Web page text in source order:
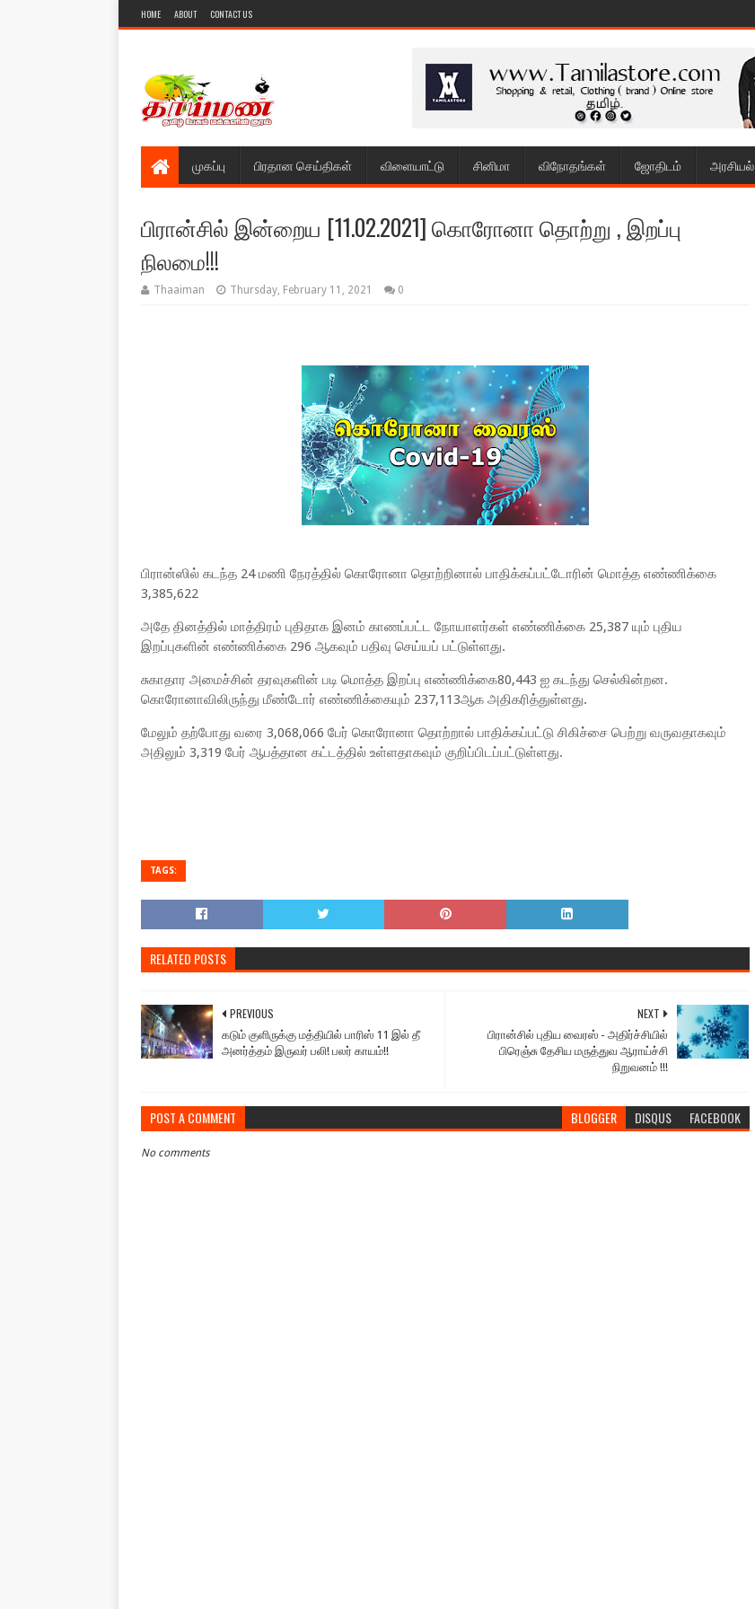
HOME ABOUT CONTACT US
முகப்பு பிரதான செய்திகள் விளையாட்டு சினிமா விநோதங்கள் ஜோதிடம் அரசியல்
பிரான்சில் இன்றைய [11.02.2021] கொரோனா தொற்று , இறப்பு
நிலமை!!!
Thaaiman Thursday, February 11, 2021 0
பிரான்ஸில் கடந்த 24 மணி நேரத்தில் கொரோனா தொற்றினால் பாதிக்கப்பட்டோரின் மொத்த எண்ணிக்கை
3,385,622
அதே தினத்தில் மாத்திரம் புதிதாக இனம் காணப்பட்ட நோயாளர்கள் எண்ணிக்கை 25,387 யும் புதிய
இறப்புகளின் எண்ணிக்கை 296 ஆகவும் பதிவு செய்யப் பட்டுள்ளது.
சுகாதார அமைச்சின் தரவுகளின் படி மொத்த இறப்பு எண்ணிக்கை80,443 ஐ கடந்து செல்கின்றன.
கொரோனாவிலிருந்து மீண்டோர் எண்ணிக்கையும் 237,113ஆக அதிகரித்துள்ளது.
மேலும் தற்போது வரை 3,068,066 பேர் கொரோனா தொற்றால் பாதிக்கப்பட்டு சிகிச்சை பெற்று வருவதாகவும்
அதிலும் 3,319 பேர் ஆபத்தான கட்டத்தில் உள்ளதாகவும் குறிப்பிடப்பட்டுள்ளது.
TAGS:
RELATED POSTS
NEXT
பிரான்சில் புதிய வைரஸ் - அதிர்ச்சியில்
பிரெஞ்சு தேசிய மருத்துவ ஆராய்ச்சி
நிறுவனம் !!!
PREVIOUS
கடும் குளிருக்கு மத்தியில் பாரிஸ் 11 இல் தீ
அனர்த்தம் இருவர் பலி! பலர் காயம்!!
POST A COMMENT BLOGGER DISQUS FACEBOOK
No comments